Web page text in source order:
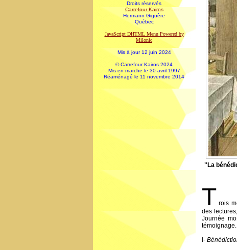
Droits réservés
Carrefour Kairos
Hermann Giguère
Québec
JavaScript DHTML Menu Powered by
Milonic
Mis à jour 12 juin 2024
© Carrefour Kairos 2024
Mis en marche le 30 avril 1997
Réaménagé le 11 novembre 2014
"La
T rois
des
Journée
témoignage.
I-